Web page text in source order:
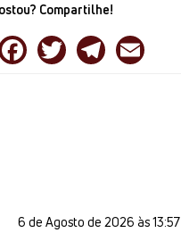
Compartilhe!
6 de Agosto de 2026 às 13:57